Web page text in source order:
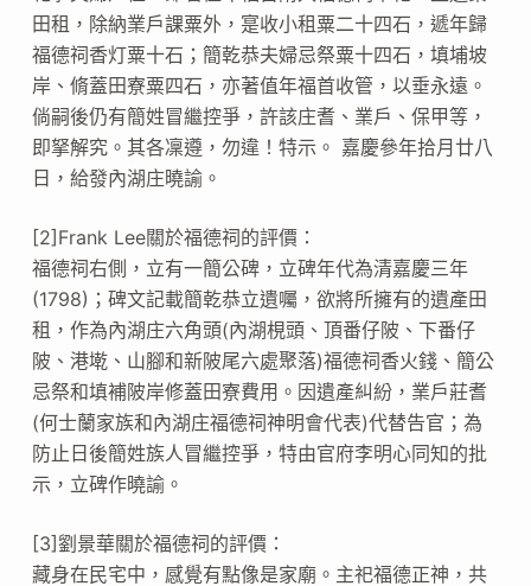
田租，除納業戶課粟外，寔收小租粟二十四石，遞年歸
福德祠香灯粟十石；簡乾恭夫婦忌祭粟十四石，填埔坡
岸、脩蓋田寮粟四石，亦著值年福首收管，以垂永遠。
倘嗣後仍有簡姓冒繼控爭，許該庄耆、業戶、保甲等，
即拏解究。其各凜遵，勿違！特示。 嘉慶參年拾月廿八
日，給發內湖庄曉諭。
[2]Frank Lee關於福德祠的評價：
福德祠右側，立有一簡公碑，立碑年代為清嘉慶三年
(1798)；碑文記載簡乾恭立遺囑，欲將所擁有的遺產田
租，作為內湖庄六角頭(內湖梘頭、頂番仔陂、下番仔
陂、港墘、山腳和新陂尾六處聚落)福德祠香火錢、簡公
忌祭和填補陂岸修蓋田寮費用。因遺產糾紛，業戶莊耆
(何士蘭家族和內湖庄福德祠神明會代表)代替告官；為
防止日後簡姓族人冒繼控爭，特由官府李明心同知的批
示，立碑作曉諭。
[3]劉景華關於福德祠的評價：
藏身在民宅中，感覺有點像是家廟。主祀福德正神，共